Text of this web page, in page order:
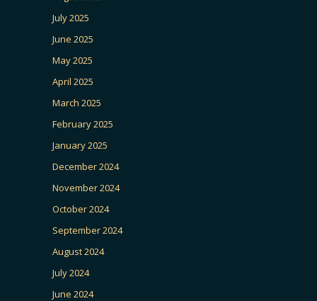
July 2025
June 2025
May 2025
April 2025
March 2025
February 2025
January 2025
December 2024
November 2024
October 2024
September 2024
August 2024
July 2024
June 2024